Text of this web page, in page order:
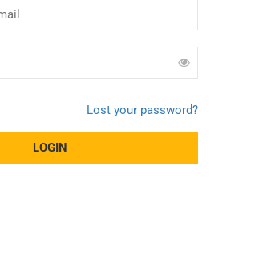
Lost your password?